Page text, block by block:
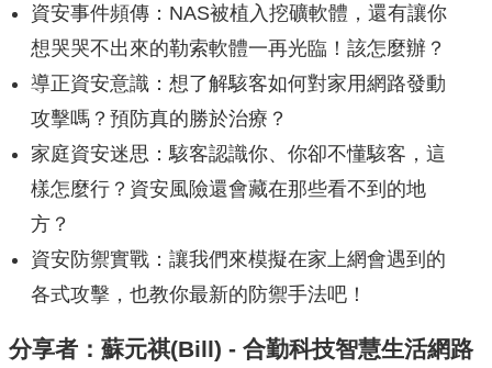
資安事件頻傳：NAS被植入挖礦軟體，還有讓你
想哭哭不出來的勒索軟體一再光臨！該怎麼辦？
導正資安意識：想了解駭客如何對家用網路發動
攻擊嗎？預防真的勝於治療？
家庭資安迷思：駭客認識你、你卻不懂駭客，這
樣怎麼行？資安風險還會藏在那些看不到的地
方？
資安防禦實戰：讓我們來模擬在家上網會遇到的
各式攻擊，也教你最新的防禦手法吧！
分享者：蘇元祺(Bill) - 合勤科技智慧生活網路